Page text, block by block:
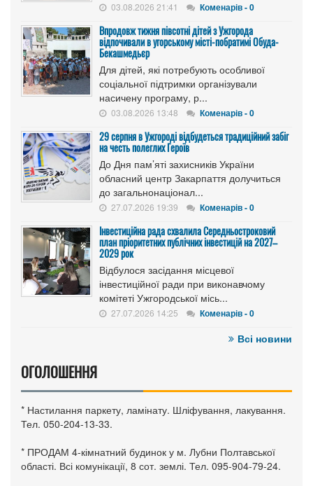
03.08.2026 21:41 Коменарів - 0
Впродовж тижня півсотні дітей з Ужгорода
відпочивали в угорському місті-побратимі Обуда-
Бекашмедьєр
Для дітей, які потребують особливої
соціальної підтримки організували
насичену програму, р...
03.08.2026 13:48 Коменарів - 0
29 серпня в Ужгороді відбудеться традиційний забіг
на честь полеглих Героїв
До Дня пам’яті захисників України
обласний центр Закарпаття долучиться
до загальнонаціонал...
27.07.2026 19:39 Коменарів - 0
Інвестиційна рада схвалила Середньостроковий
план пріоритетних публічних інвестицій на 2027–
2029 рок
Відбулося засідання місцевої
інвестиційної ради при виконавчому
комітеті Ужгородської місь...
27.07.2026 14:25 Коменарів - 0
Всі новини
ОГОЛОШЕННЯ
* Настилання паркету, ламінату. Шліфування, лакування.
Тел. 050-204-13-33.
* ПРОДАМ 4-кімнатний будинок у м. Лубни Полтавської
області. Всі комунікації, 8 сот. землі. Тел. 095-904-79-24.